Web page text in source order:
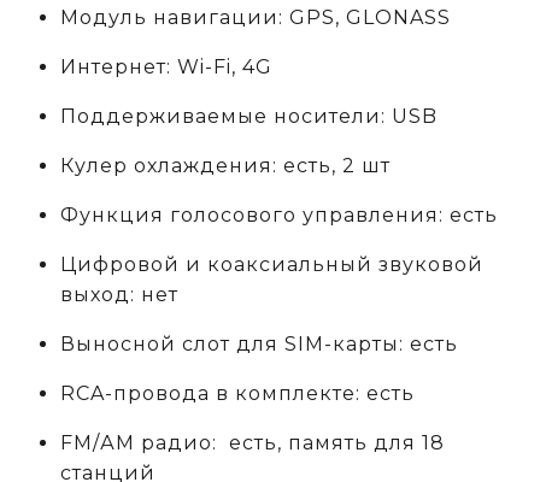
Модуль навигации: GPS, GLONASS
Интернет: Wi-Fi, 4G
Поддерживаемые носители: USB
Кулер охлаждения: есть, 2 шт
Функция голосового управления: есть
Цифровой и коаксиальный звуковой
выход: нет
Выносной слот для SIM-карты: есть
RCA-провода в комплекте: есть
FM/АM радио: есть, память для 18
станций